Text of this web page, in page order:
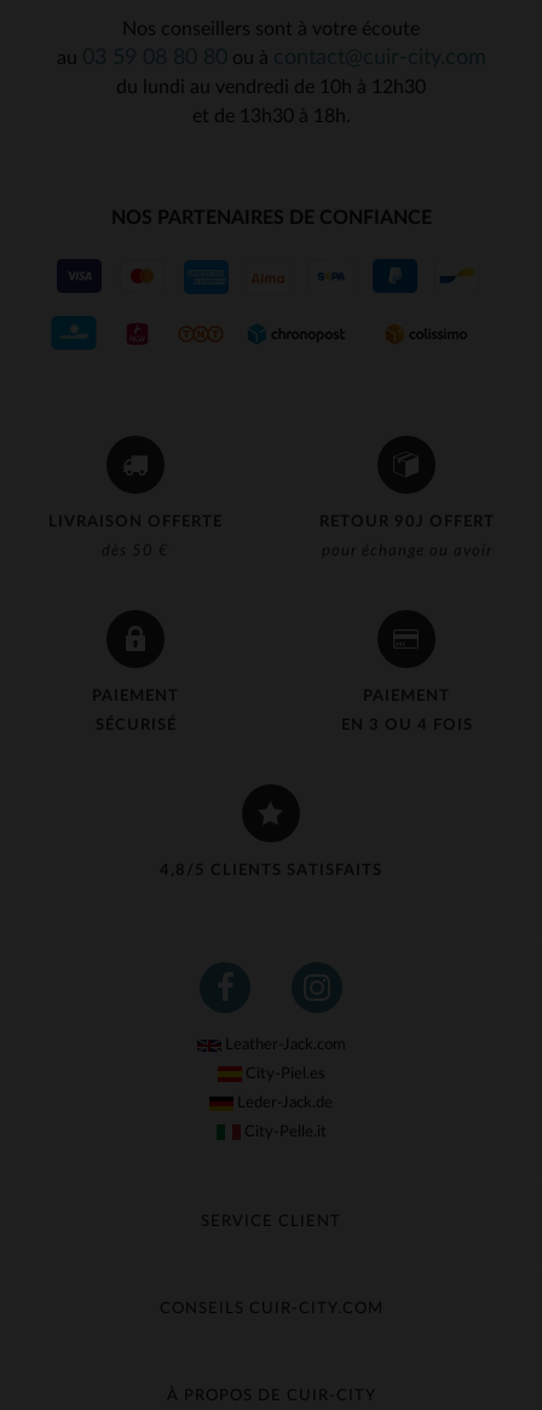
LIVRAISON OFFERTE
dès 50 €
RETOUR 90J OFFERT
pour échange ou avoir
PAIEMENT
SÉCURISÉ
PAIEMENT
EN 3 OU 4 FOIS
4,8/5 CLIENTS SATISFAITS
Nos conseillers sont à votre écoute
au
ou à
du lundi au vendredi de 10h à 12h30
et de 13h30 à 18h.
NOS PARTENAIRES DE CONFIANCE
Leather-Jack.com
City-Piel.es
Leder-Jack.de
City-Pelle.it
SERVICE CLIENT
Échange & Remboursement
Contacter le service client
CONSEILS CUIR-CITY.COM
Guide des matières
À PROPOS DE CUIR-CITY